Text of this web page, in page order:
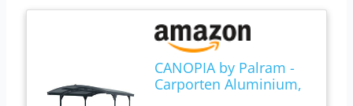
CANOPIA by Palram -
Carporten Aluminium,